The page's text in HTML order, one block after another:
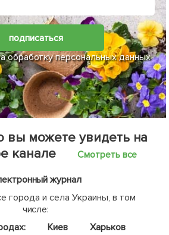
подписаться
обработку персональных данных
вы можете увидеть на
канале
Смотреть все
журнал
города и села Украины, в том
числе:
Киев
Харьков